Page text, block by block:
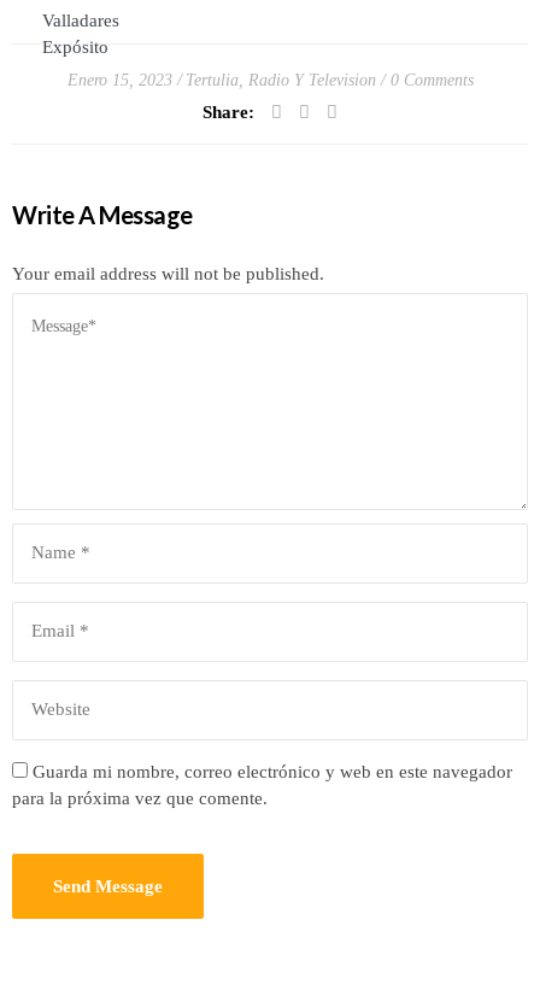
Enero 15, 2023 Tertulia, Radio Y Television 0 Comments
Share:
Write A Message
Your email address will not be published.
Guarda mi nombre, correo electrónico y web en este navegador
para la próxima vez que comente.